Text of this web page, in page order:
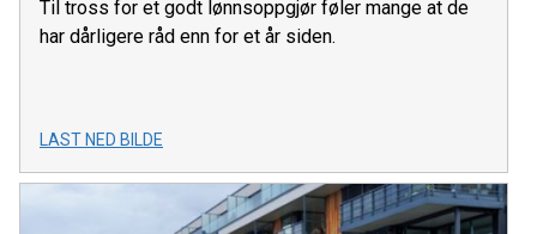
Til tross for et godt lønnsoppgjør føler mange at de
har dårligere råd enn for et år siden.
LAST NED BILDE